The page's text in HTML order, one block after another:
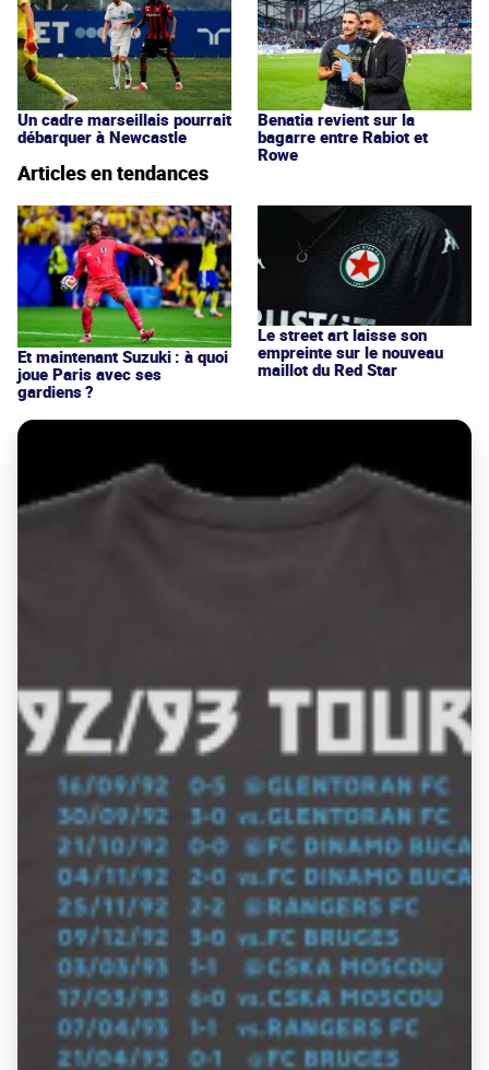
Un cadre marseillais pourrait
débarquer à Newcastle
Benatia revient sur la
bagarre entre Rabiot et
Rowe
Articles en tendances
Et maintenant Suzuki : à quoi
joue Paris avec ses
gardiens ?
Le street art laisse son
empreinte sur le nouveau
maillot du Red Star